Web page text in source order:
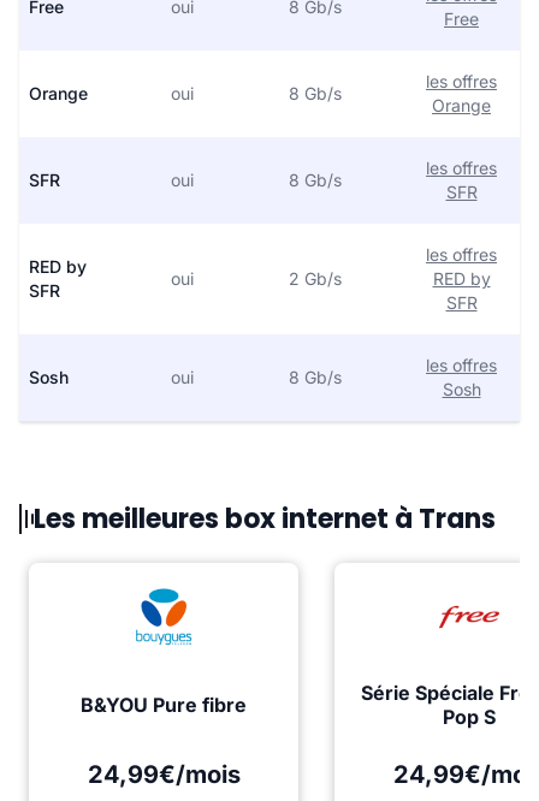
Free oui 8 Gb/s
Free
Orange oui 8 Gb/s
les offres
Orange
SFR oui 8 Gb/s
les offres
SFR
RED by
SFR
oui 2 Gb/s
les offres
RED by
SFR
Sosh oui 8 Gb/s
les offres
Sosh
Les meilleures box internet à Trans
B&YOU Pure fibre
24,99€/mois
Série Spéciale
Pop S
24,99€/